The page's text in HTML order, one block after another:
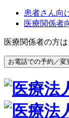
患者さん向
医療関係者
医療関係者の方
お電話での予約／変